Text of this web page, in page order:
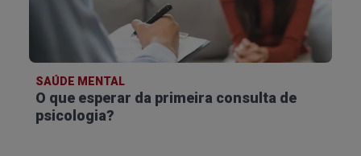
SAÚDE MENTAL
O que esperar da primeira consulta de
psicologia?